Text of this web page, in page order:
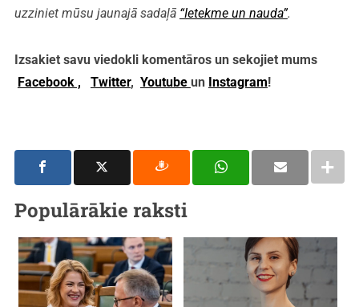
uzziniet mūsu jaunajā sadaļā “Ietekme un nauda”.
Izsakiet savu viedokli komentāros un sekojiet mums
Facebook ,
Twitter, Youtube un Instagram!
Populārākie raksti